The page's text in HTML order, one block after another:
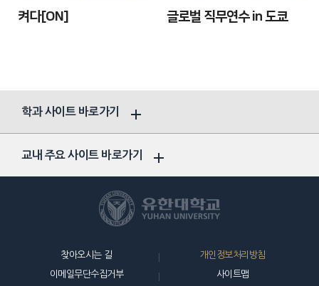
켜다[ON] 글로벌 직무연수 in 도쿄
학과 사이트 바로가기
교내 주요 사이트 바로가기
찾아오시는 길 개인정보처리방침
이메일무단수집거부 사이트맵